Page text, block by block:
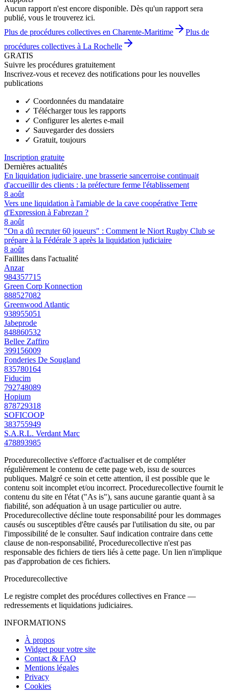
Aucun rapport n'est encore disponible. Dès qu'un rapport sera
publié, vous le trouverez ici.
Plus de procédures collectives en Charente-Maritime
Plus de
procédures collectives à La Rochelle
GRATIS
Suivre les procédures gratuitement
Inscrivez-vous et recevez des notifications pour les nouvelles
publications
✓ Coordonnées du mandataire
✓ Télécharger tous les rapports
✓ Configurer les alertes e-mail
✓ Sauvegarder des dossiers
✓ Gratuit, toujours
Inscription gratuite
Dernières actualités
En liquidation judiciaire, une brasserie sancerroise continuait
d'accueillir des clients : la préfecture ferme l'établissement
8 août
Vers une liquidation à l'amiable de la cave coopérative Terre
d'Expression à Fabrezan ?
8 août
"On a dû recruter 60 joueurs" : Comment le Niort Rugby Club se
prépare à la Fédérale 3 après la liquidation judiciaire
8 août
Faillites dans l'actualité
Anzar
984357715
Green Corp Konnection
888527082
Greenwood Atlantic
938955051
Jabeprode
848860532
Bellee Zaffiro
399156009
Fonderies De Sougland
835780164
Fiducim
792748089
Hopium
878729318
SOFICOOP
383755949
S.A.R.L. Verdant Marc
478893985
Procedurecollective s'efforce d'actualiser et de compléter
régulièrement le contenu de cette page web, issu de sources
publiques. Malgré ce soin et cette attention, il est possible que le
contenu soit incomplet et/ou incorrect. Procedurecollective fournit le
contenu du site en l'état ("As is"), sans aucune garantie quant à sa
fiabilité, son adéquation à un usage particulier ou autre.
Procedurecollective décline toute responsabilité pour les dommages
causés ou susceptibles d'être causés par l'utilisation du site, ou par
l'impossibilité de le consulter. Sauf indication contraire dans cette
clause de non-responsabilité, Procedurecollective n'est pas
responsable des fichiers de tiers liés à cette page. Un lien n'implique
pas d'approbation de ces fichiers.
Procedurecollective
Le registre complet des procédures collectives en France —
redressements et liquidations judiciaires.
INFORMATIONS
À propos
Widget pour votre site
Contact & FAQ
Mentions légales
Privacy
Cookies